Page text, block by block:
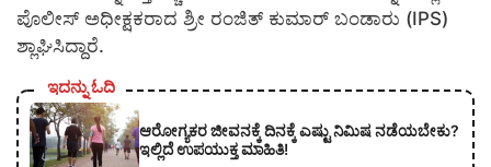
ಪೊಲೀಸ್ ಅಧೀಕ್ಷಕರಾದ ಶ್ರೀ ರಂಜಿತ್ ಕುಮಾರ್ ಬಂಡಾರು (IPS)
ಶ್ಲಾಘಿಸಿದ್ದಾರೆ.
ಇದನ್ನು ಓದಿ
ಆರೋಗ್ಯಕರ ಜೀವನಕ್ಕೆ ದಿನಕ್ಕೆ ಎಷ್ಟು ನಿಮಿಷ ನಡೆಯಬೇಕು?
ಇಲ್ಲಿದೆ ಉಪಯುಕ್ತ ಮಾಹಿತಿ!